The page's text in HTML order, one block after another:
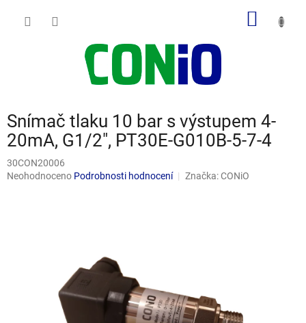
Snímač tlaku 10 bar s výstupem 4-
20mA, G1/2", PT30E-G010B-5-7-4
30CON20006
Průměrné
Neohodnoceno Podrobnosti hodnocení Značka:CONiO